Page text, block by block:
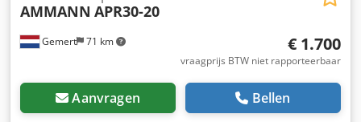
Gemert 71 km
AMMANN APR30-20
€ 1.700
vraagprijs BTW niet rapporteerbaar
Aanvragen Bellen